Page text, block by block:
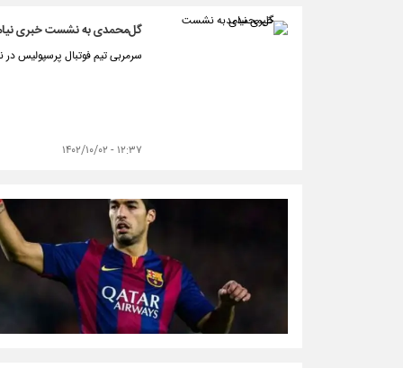
گل‌محمدی به نشست خبری
سرمربی تیم فوتبال پرسپولیس
۱۲:۳۷ - ۱۴۰۲/۱۰/۰۲